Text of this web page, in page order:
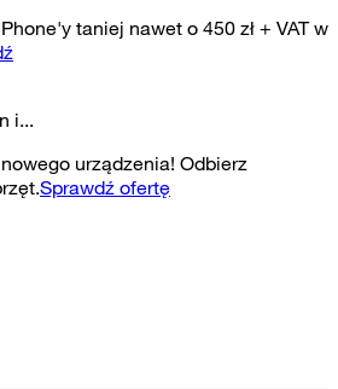
taniej nawet o 450 zł + VAT w
i...
urządzenia! Odbierz
Sprawdź ofertę